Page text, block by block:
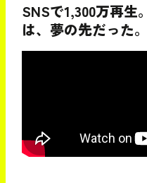
SNSで1,300万再生
は、夢の先だった。